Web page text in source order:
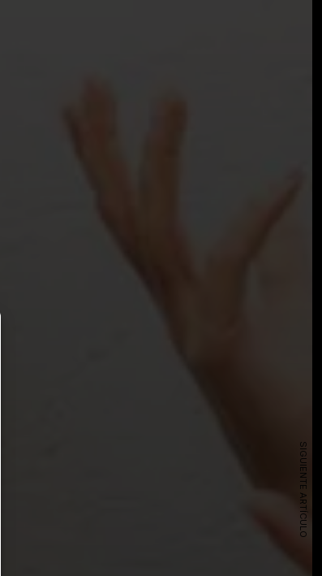
SIGUIENTE ARTÍCULO